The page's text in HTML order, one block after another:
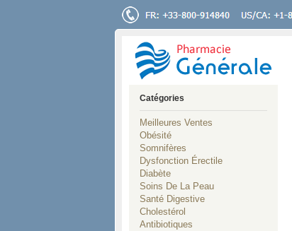
Catégories
Meilleures Ventes
Obésité
Somnifères
Dysfonction Érectile
Diabète
Soins De La Peau
Santé Digestive
Cholestérol
Antibiotiques